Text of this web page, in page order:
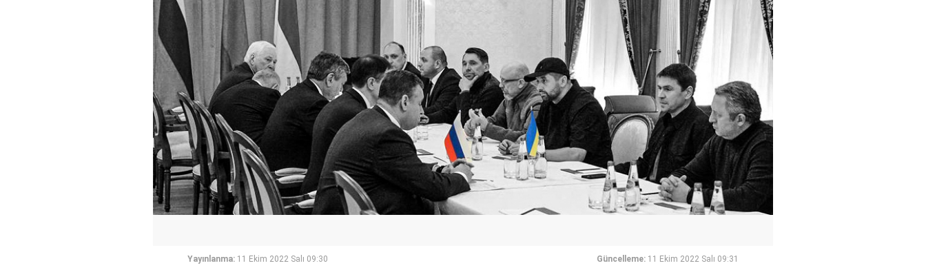
Yayınlanma: 11 Ekim 2022 Salı 09:30 Güncelleme: 11 Ekim 2022 Salı 09:31